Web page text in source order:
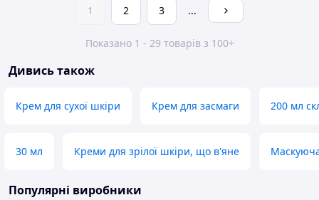
1 2 3 ...
Показано 1 - 29 товарів з 100+
Дивись також
Крем для сухої шкіри Крем для засмаги 200 мл
30 мл Креми для зрілої шкіри, що в'яне
Популярні виробники